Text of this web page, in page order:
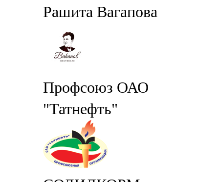
Рашита Вагапова
Профсоюз ОАО
"Татнефть"